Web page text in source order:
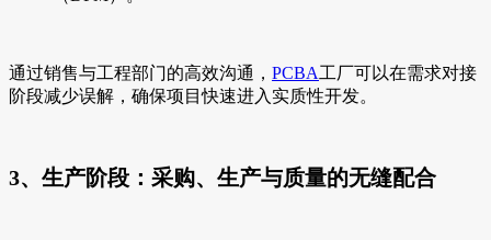
通过销售与工程部门的高效沟通， PCBA工厂可以在需求对接
阶段减少误解，确保项目快速进入实质性开发。
3、生产阶段：采购、生产与质量的无缝配合